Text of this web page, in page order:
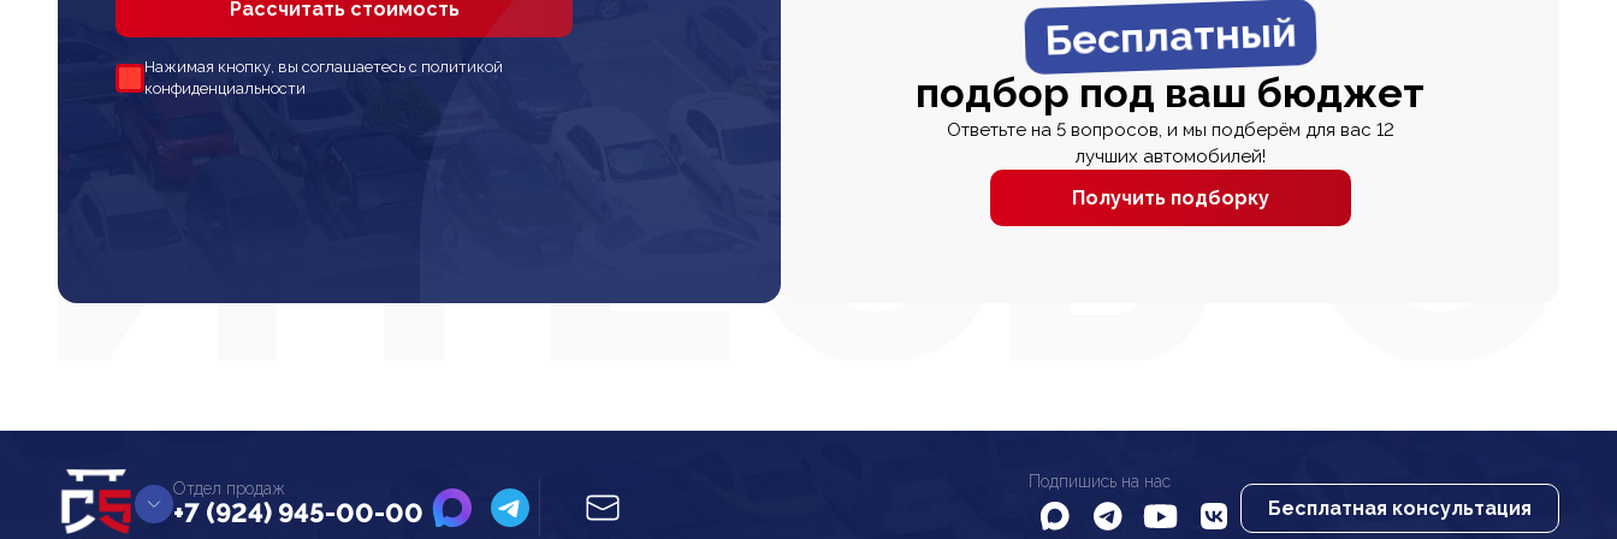
Рассчитать стоимость
Нажимая кнопку, вы соглашаетесь с политикой
конфиденциальности
Бесплатный
подбор под ваш бюджет
Ответьте на 5 вопросов, и мы подберём для вас 12
лучших автомобилей!
Получить подборку
Отдел продаж
+7 (924) 945-00-00
Подпишись на нас
Бесплатная консультация